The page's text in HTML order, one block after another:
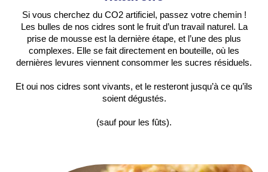
Si vous cherchez du CO2 artificiel, passez votre chemin !
Les bulles de nos cidres sont le fruit d’un travail naturel. La
prise de mousse est la dernière étape, et l’une des plus
complexes. Elle se fait directement en bouteille, où les
dernières levures viennent consommer les sucres résiduels.
Et oui nos cidres sont vivants, et le resteront jusqu’à ce qu’ils
soient dégustés.
(sauf pour les fûts).